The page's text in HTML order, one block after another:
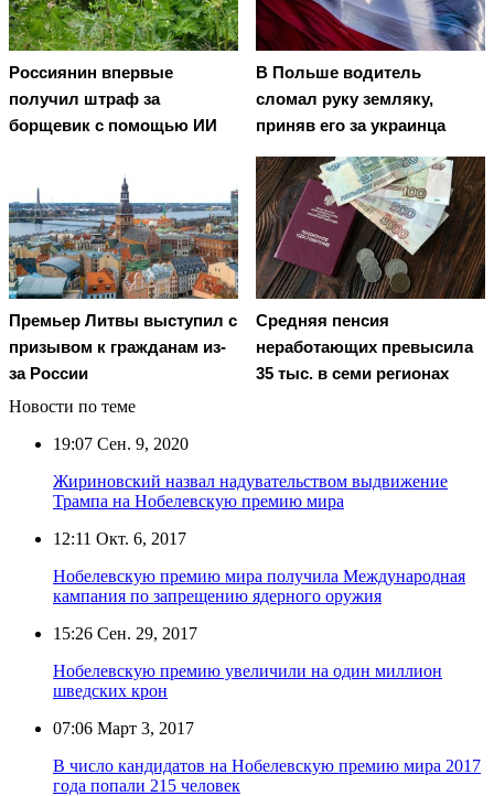
Россиянин впервые
получил штраф за
борщевик с помощью ИИ
В Польше водитель
сломал руку земляку,
приняв его за украинца
Премьер Литвы выступил с
призывом к гражданам из-
за России
Средняя пенсия
неработающих превысила
35 тыс. в семи регионах
Новости по теме
19:07 Сен. 9, 2020
Жириновский назвал надувательством выдвижение
Трампа на Нобелевскую премию мира
12:11 Окт. 6, 2017
Нобелевскую премию мира получила Международная
кампания по запрещению ядерного оружия
15:26 Сен. 29, 2017
Нобелевскую премию увеличили на один миллион
шведских крон
07:06 Март 3, 2017
В число кандидатов на Нобелевскую премию мира 2017
года попали 215 человек